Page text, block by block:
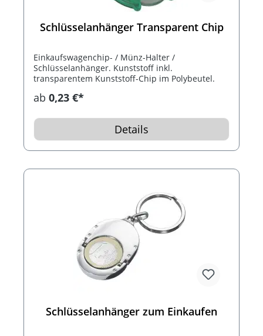
Schlüsselanhänger Transparent Chip
Einkaufswagenchip- / Münz-Halter /
Schlüsselanhänger. Kunststoff inkl.
transparentem Kunststoff-Chip im Polybeutel.
ab 0,23 €*
Details
Schlüsselanhänger zum Einkaufen